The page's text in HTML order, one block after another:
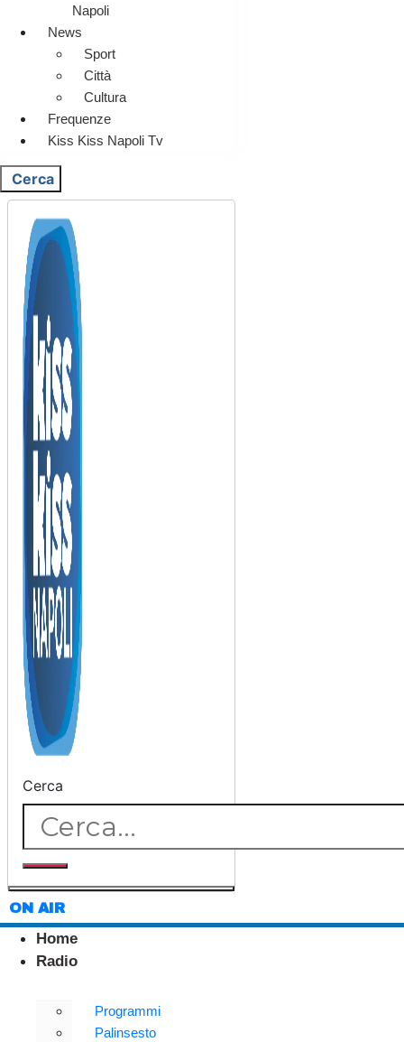
Napoli
News
Sport
Città
Cultura
Frequenze
Kiss Kiss Napoli Tv
Cerca
Cerca
ON AIR
Home
Radio
Programmi
Palinsesto